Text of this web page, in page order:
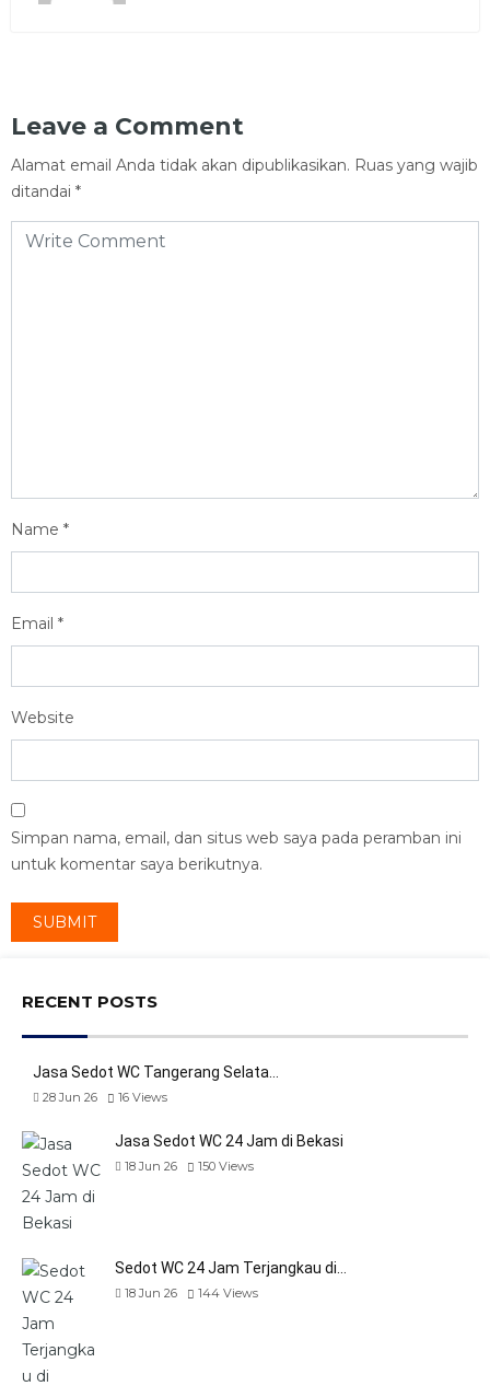
Leave a Comment
Alamat email Anda tidak akan dipublikasikan. Ruas yang wajib
ditandai *
Name *
Email *
Website
Simpan nama, email, dan situs web saya pada peramban ini
untuk komentar saya berikutnya.
RECENT POSTS
Jasa Sedot WC Tangerang Selata…
28 Jun 26 16 Views
Jasa Sedot WC 24 Jam di Bekasi
18 Jun 26 150 Views
Sedot WC 24 Jam Terjangkau di…
18 Jun 26 144 Views